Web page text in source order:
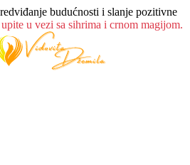
budućnosti i slanje pozitivne
u vezi sa sihrima i crnom magijom.